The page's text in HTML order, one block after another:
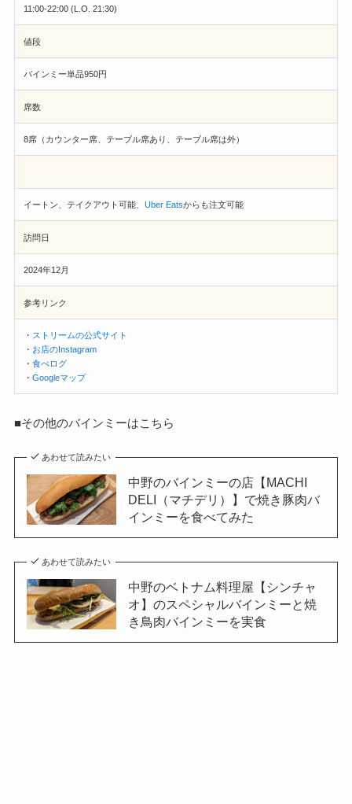
11:00-22:00 (L.O. 21:30)
値段
バインミー単品950円
席数
8席（カウンター席、テーブル席あり、テーブル席は外）
イートン、テイクアウト可能、Uber Eatsからも注文可能
訪問日
2024年12月
参考リンク
・ ストリームの公式サイト
・ お店のInstagram
・食べログ
・Googleマップ
■その他のバインミーはこちら
あわせて読みたい
中野のバインミーの店【MACHI
DELI（マチデリ）】で焼き豚肉バ
インミーを食べてみた
あわせて読みたい
中野のベトナム料理屋【シンチャ
オ】のスペシャルバインミーと焼
き鳥肉バインミーを実食